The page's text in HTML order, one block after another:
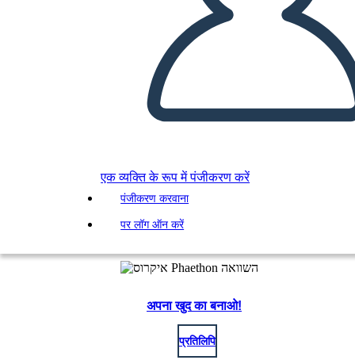
एक व्यक्ति के रूप में पंजीकरण करें
पंजीकरण करवाना
पर लॉग ऑन करें
अपना खुद का बनाओ!
प्रतिलिपि